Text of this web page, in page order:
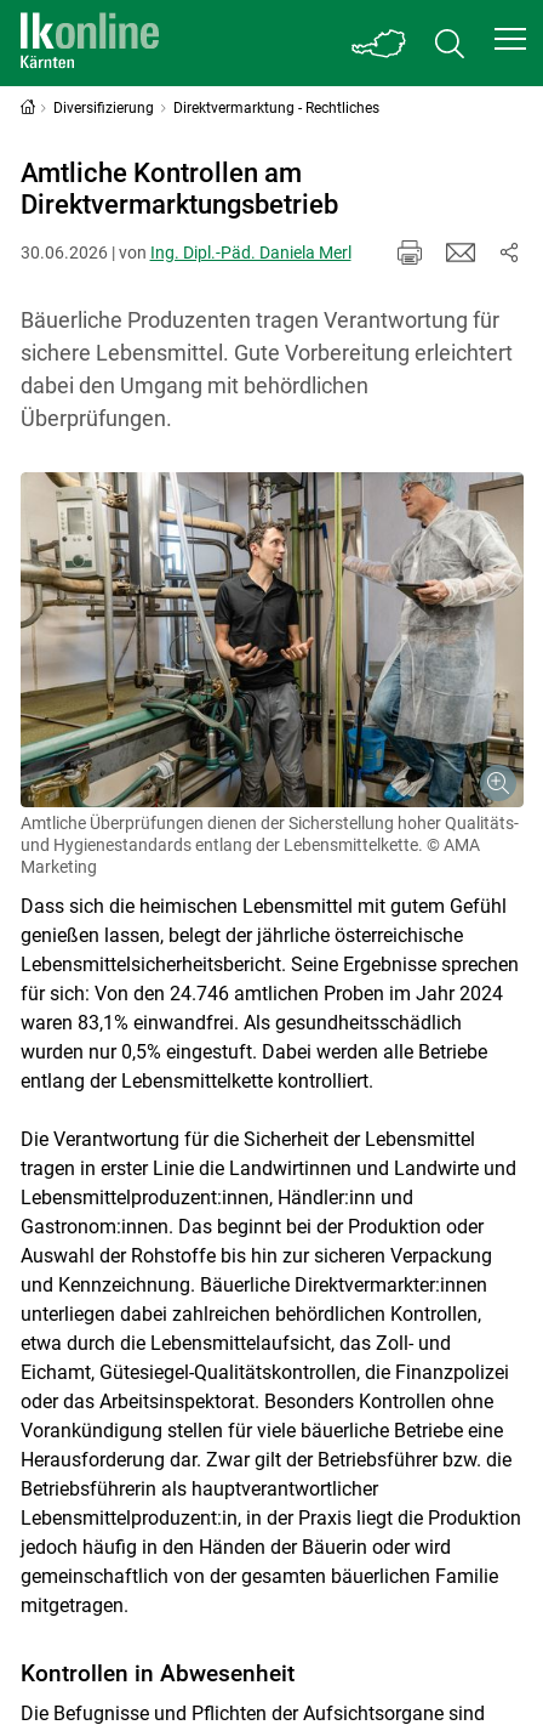
Skip to main content
Diversifizierung Direktvermarktung - Rechtliches
Amtliche Kontrollen am
Direktvermarktungsbetrieb
30.06.2026 | von Ing. Dipl.-Päd. Daniela Merl
Bäuerliche Produzenten tragen Verantwortung für
sichere Lebensmittel. Gute Vorbereitung erleichtert
dabei den Umgang mit behördlichen
Überprüfungen.
Amtliche Überprüfungen dienen der Sicherstellung hoher Qualitäts-
und Hygienestandards entlang der Lebensmittelkette. © AMA
Marketing
Dass sich die heimischen Lebensmittel mit gutem Gefühl
genießen lassen, belegt der jährliche österreichische
Lebensmittelsicherheitsbericht. Seine Ergebnisse sprechen
für sich: Von den 24.746 amtlichen Proben im Jahr 2024
waren 83,1% einwandfrei. Als gesundheitsschädlich
wurden nur 0,5% eingestuft. Dabei werden alle Betriebe
entlang der Lebensmittelkette kontrolliert.
Die Verantwortung für die Sicherheit der Lebensmittel
tragen in erster Linie die Landwirtinnen und Landwirte und
Lebensmittelproduzent:innen, Händler:inn und
Gastronom:innen. Das beginnt bei der Produktion oder
Auswahl der Rohstoffe bis hin zur sicheren Verpackung
und Kennzeichnung. Bäuerliche Direktvermarkter:innen
unterliegen dabei zahlreichen behördlichen Kontrollen,
etwa durch die Lebensmittelaufsicht, das Zoll- und
Eichamt, Gütesiegel-Qualitätskontrollen, die Finanzpolizei
oder das Arbeitsinspektorat. Besonders Kontrollen ohne
Vorankündigung stellen für viele bäuerliche Betriebe eine
Herausforderung dar. Zwar gilt der Betriebsführer bzw. die
Betriebsführerin als hauptverantwortlicher
Lebensmittelproduzent:in, in der Praxis liegt die Produktion
jedoch häufig in den Händen der Bäuerin oder wird
gemeinschaftlich von der gesamten bäuerlichen Familie
mitgetragen.
Kontrollen in Abwesenheit
Die Befugnisse und Pflichten der Aufsichtsorgane sind